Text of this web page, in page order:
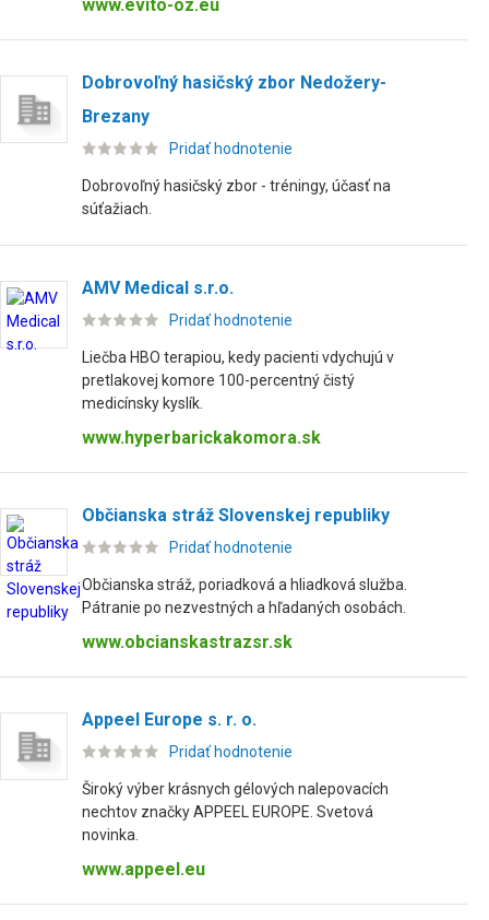
www.evito-oz.eu
Dobrovoľný hasičský zbor Nedožery-
Brezany
Pridať hodnotenie
Dobrovoľný hasičský zbor - tréningy, účasť na
súťažiach.
AMV Medical s.r.o.
Pridať hodnotenie
Liečba HBO terapiou, kedy pacienti vdychujú v
pretlakovej komore 100-percentný čistý
medicínsky kyslík.
www.hyperbarickakomora.sk
Občianska stráž Slovenskej republiky
Pridať hodnotenie
Občianska stráž, poriadková a hliadková služba.
Pátranie po nezvestných a hľadaných osobách.
www.obcianskastrazsr.sk
Appeel Europe s. r. o.
Pridať hodnotenie
Široký výber krásnych gélových nalepovacích
nechtov značky APPEEL EUROPE. Svetová
novinka.
www.appeel.eu